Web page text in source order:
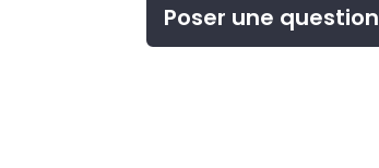
Poser une question